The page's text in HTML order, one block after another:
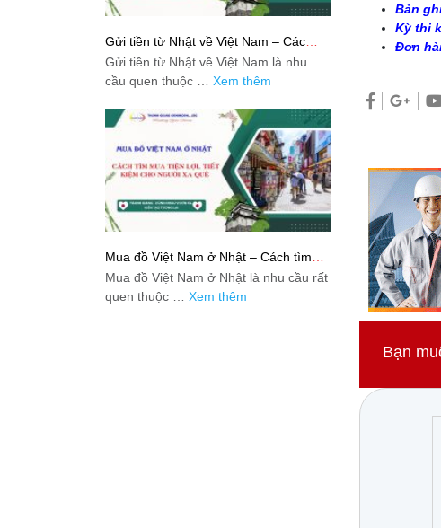
Bản
Kỳ thi
Đơn
Bạn
Gửi tiền từ Nhật về Việt Nam – Các
cách chuyển an toàn, nhanh và tiết
kiệm
Gửi tiền từ Nhật về Việt Nam là nhu
cầu quen thuộc … Xem thêm
Mua đồ Việt Nam ở Nhật – Cách tìm
mua tiện lợi, tiết kiệm cho người xa quê
Mua đồ Việt Nam ở Nhật là nhu cầu rất
quen thuộc … Xem thêm